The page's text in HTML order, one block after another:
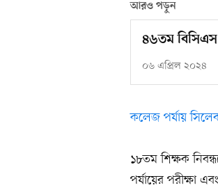
আরও পড়ুন
৪৬তম বিসিএস
০৬ এপ্রিল ২০২৪
কলেজ পর্যায়
১৮তম শিক্ষক
পর্যায়ের পরীক্ষা